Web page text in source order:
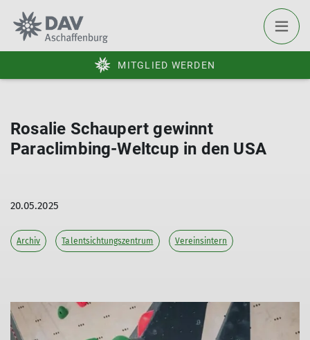
MITGLIED WERDEN
Rosalie Schaupert gewinnt
Paraclimbing-Weltcup in den USA
20.05.2025
Archiv Talentsichtungszentrum Vereinsintern